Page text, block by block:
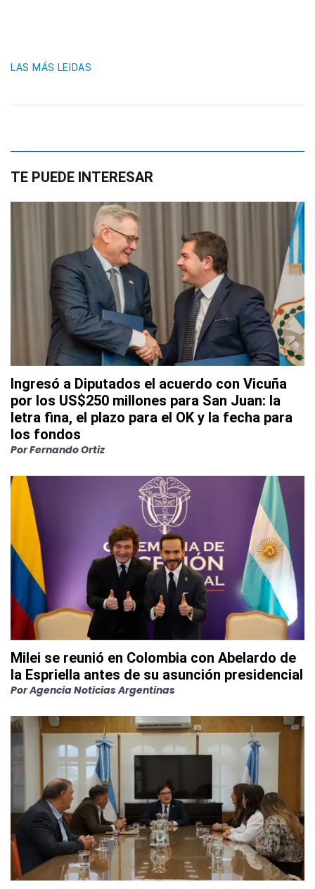
LAS MÁS LEIDAS
TE PUEDE INTERESAR
Ingresó a Diputados el acuerdo con Vicuña
por los US$250 millones para San Juan: la
letra fina, el plazo para el OK y la fecha para
los fondos
PorFernando Ortiz
Milei se reunió en Colombia con Abelardo de
la Espriella antes de su asunción presidencial
PorAgencia Noticias Argentinas